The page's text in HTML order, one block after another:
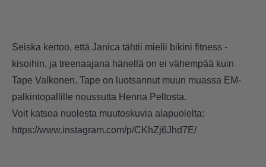
Seiska kertoo, että Janica tähtii mielii bikini fitness -
kisoihin, ja treenaajana hänellä on ei vähempää kuin
Tape Valkonen. Tape on luotsannut muun muassa EM-
palkintopallille noussutta Henna Peltosta.
Voit katsoa nuolesta muutoskuvia alapuolelta:
https://www.instagram.com/p/CKhZj6Jhd7E/